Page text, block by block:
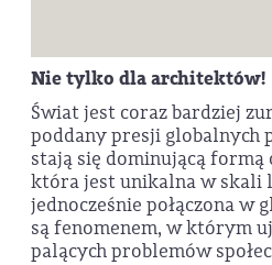
Nie tylko dla architektów!
Świat jest coraz bardziej
poddany presji globalnych
stają się dominującą
która jest unikalna w skali
jednocześnie połączona w
są fenomenem, w którym
palących problemów